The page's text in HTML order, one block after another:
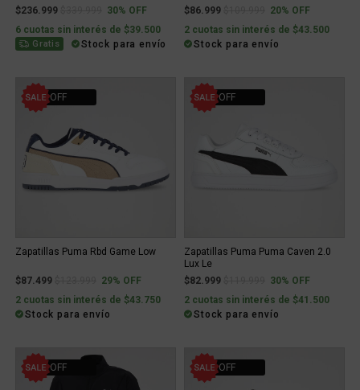
$236.999
Price reduced from
to30% OFF
6 cuotas sin interés de $39.500
Gratis Stock para envío
$86.999 Price reduced from
to20% OFF
2 cuotas sin interés de $43.500
Stock para envío
29% OFF
Zapatillas Puma Rbd Game Low
$87.499 Price reduced from
to29% OFF
2 cuotas sin interés de $43.750
Stock para envío
30% OFF
Zapatillas Puma Puma Caven 2.0
Lux Le
$82.999
Price reduced from
to30% OFF
2 cuotas sin interés de $41.500
Stock para envío
30% OFF 31% OFF